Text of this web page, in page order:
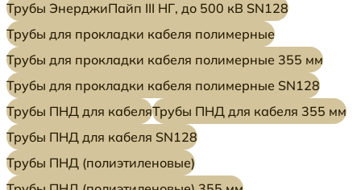
Трубы ЭнерджиПайп III НГ, до 500 кВ SN128
Трубы для прокладки кабеля полимерные
Трубы для прокладки кабеля полимерные 355 мм
Трубы для прокладки кабеля полимерные SN128
Трубы ПНД для кабеляТрубы ПНД для кабеля 355 мм
Трубы ПНД для кабеля SN128
Трубы ПНД (полиэтиленовые)